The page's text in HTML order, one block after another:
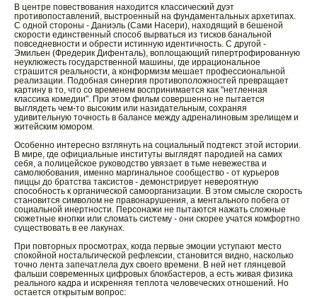
В центре повествования находится классический дуэт
противопоставлений, выстроенный на фундаментальных архетипах.
С одной стороны - Даниэль (Сами Насери), находящий в бешеной
скорости единственный способ вырваться из тисков банальной
повседневности и обрести истинную идентичность. С другой -
Эмильен (Фредерик Дифенталь), воплощающий гипертрофированную
неуклюжесть государственной машины, где иррациональное
страшится реальности, а конформизм мешает профессиональной
реализации. Подобная синергия противоположностей превращает
картину в то, что со временем воспринимается как "нетленная
классика комедии". При этом фильм совершенно не пытается
выглядеть чем-то высоким или назидательным, сохраняя
удивительную точность в балансе между адреналиновым зрелищем и
житейским юмором.
Особенно интересно взглянуть на социальный подтекст этой истории.
В мире, где официальные институты выглядят пародией на самих
себя, а полицейское руководство увязает в тьме невежества и
самолюбования, именно маргинальное сообщество - от курьеров
пиццы до братства таксистов - демонстрирует невероятную
способность к органической самоорганизации. В этом смысле скорость
становится символом не правонарушения, а ментального побега от
социальной инертности. Персонажи не пытаются нажать сложные
сюжетные кнопки или сломать систему - они скорее учатся комфортно
существовать в ее лакунах.
При повторных просмотрах, когда первые эмоции уступают место
спокойной ностальгической рефлексии, становится видно, насколько
точно лента запечатлела дух своего времени. В ней нет глянцевой
фальши современных цифровых блокбастеров, а есть живая физика
реального кадра и искренняя теплота человеческих отношений. Но
остается открытым вопрос: